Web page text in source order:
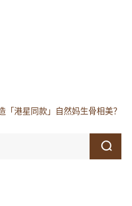
港星同款」自然妈生骨相美？